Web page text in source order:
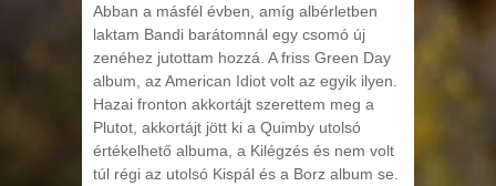
Abban a másfél évben, amíg albérletben
laktam Bandi barátomnál egy csomó új
zenéhez jutottam hozzá. A friss Green Day
album, az American Idiot volt az egyik ilyen.
Hazai fronton akkortájt szerettem meg a
Plutot, akkortájt jött ki a Quimby utolsó
értékelhető albuma, a Kilégzés és nem volt
túl régi az utolsó Kispál és a Borz album se.